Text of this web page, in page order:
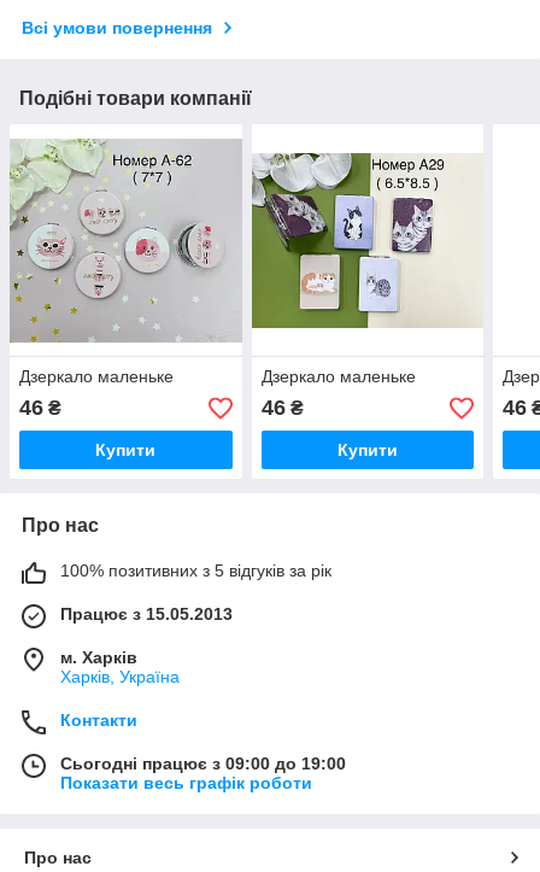
Всі умови повернення
Подібні товари компанії
Дзеркало маленьке
46 ₴
Купити
Дзеркало маленьке
46₴
Купити
46
Про нас
100% позитивних з 5 відгуків за рік
Працює з 15.05.2013
м. Харків
Харків, Україна
Контакти
Сьогодні працює з 09:00 до 19:00
Показати весь графік роботи
Про нас